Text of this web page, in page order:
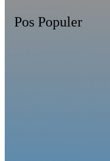
Pos Populer